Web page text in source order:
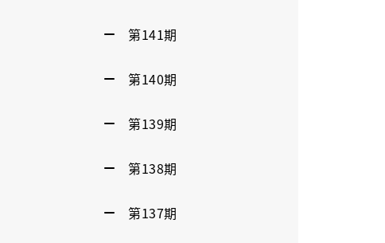
第141期
第140期
第139期
第138期
第137期